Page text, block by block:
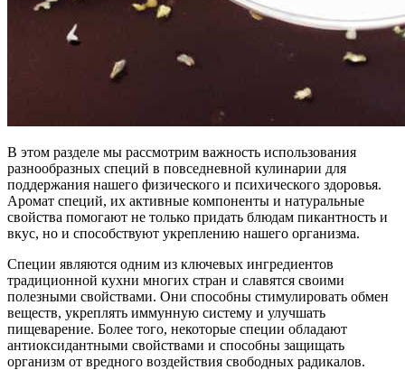
В этом разделе мы рассмотрим важность использования
разнообразных специй в повседневной кулинарии для
поддержания нашего физического и психического здоровья.
Аромат специй, их активные компоненты и натуральные
свойства помогают не только придать блюдам пикантность и
вкус, но и способствуют укреплению нашего организма.
Специи являются одним из ключевых ингредиентов
традиционной кухни многих стран и славятся своими
полезными свойствами. Они способны стимулировать обмен
веществ, укреплять иммунную систему и улучшать
пищеварение. Более того, некоторые специи обладают
антиоксидантными свойствами и способны защищать
организм от вредного воздействия свободных радикалов.